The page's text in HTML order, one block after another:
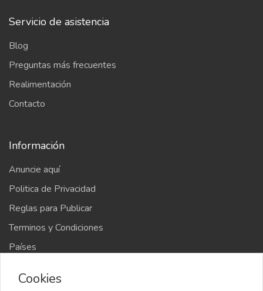
Servicio de asistencia
Blog
Preguntas más frecuentes
Realimentación
Contacto
Información
Anuncie aquí
Politica de Privacidad
Reglas para Publicar
Terminos y Condiciones
Países
Cookies